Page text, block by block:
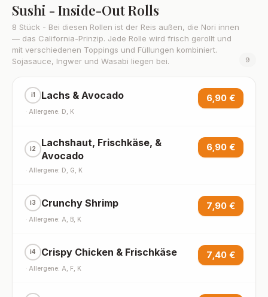
Sushi - Inside-Out Rolls
8 Stück - Bei diesen Rollen ist der Reis außen, die Nori innen
— das California-Prinzip. Jede Rolle wird frisch gerollt und
mit verschiedenen Toppings und Füllungen kombiniert.
Sojasauce, Ingwer und Wasabi liegen bei.
9
i1 Lachs & Avocado
· Allergene: D, K
6,90 €
i2
Lachshaut, Frischkäse, &
Avocado
· Allergene: D, G, K
6,90 €
i3 Crunchy Shrimp
· Allergene: A, B, K
7,90 €
i4 Crispy Chicken & Frischkäse
· Allergene: A, F, K
7,40 €